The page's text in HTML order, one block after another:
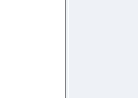
qualityxcellenc